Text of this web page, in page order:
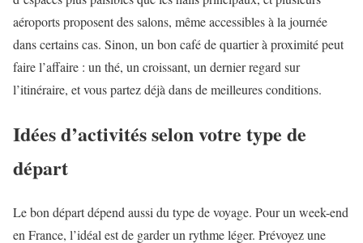
aéroports proposent des salons, même accessibles à la journée
dans certains cas. Sinon, un bon café de quartier à proximité peut
faire l’affaire : un thé, un croissant, un dernier regard sur
l’itinéraire, et vous partez déjà dans de meilleures conditions.
Idées d’activités selon votre type de
départ
Le bon départ dépend aussi du type de voyage. Pour un week-end
en France, l’idéal est de garder un rythme léger. Prévoyez une